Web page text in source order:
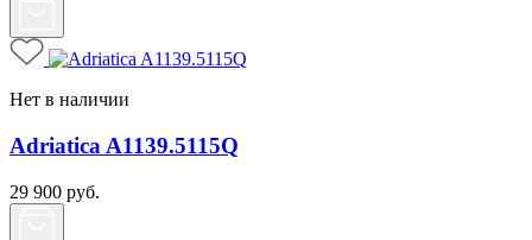
Нет в наличии
Adriatica A1139.5115Q
29 900 руб.